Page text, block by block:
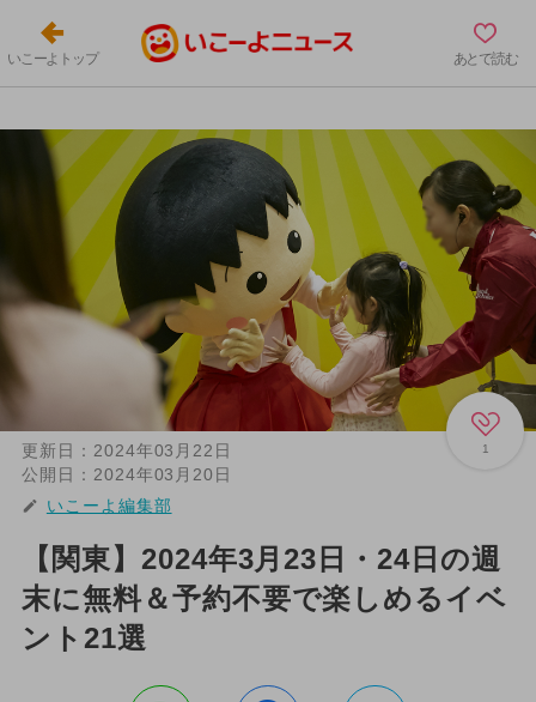
いこーよトップ あとで読む
1
更新日： 2024年03月22日
公開日： 2024年03月20日
いこーよ編集部
【関東】2024年3月23日・24日の週
末に無料＆予約不要で楽しめるイベ
ント21選